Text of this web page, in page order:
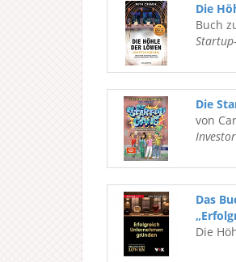
Die
Buch
Die
von
Das
Die